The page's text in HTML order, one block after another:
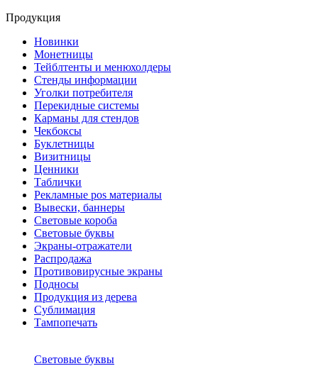
Продукция
Новинки
Монетницы
Тейблтенты и менюхолдеры
Стенды информации
Уголки потребителя
Перекидные системы
Карманы для стендов
Чекбоксы
Буклетницы
Визитницы
Ценники
Таблички
Рекламные pos материалы
Вывески, баннеры
Световые короба
Световые буквы
Экраны-отражатели
Распродажа
Противовирусные экраны
Подносы
Продукция из дерева
Сублимация
Тампопечать
Световые буквы